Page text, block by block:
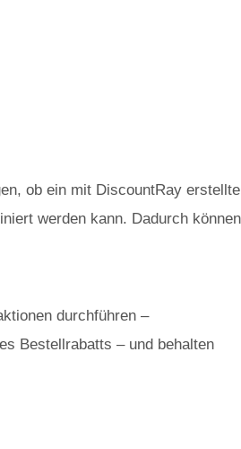
ob ein mit DiscountRay
werden kann. Dadurch können
durchführen –
Bestellrabatts – und behalten